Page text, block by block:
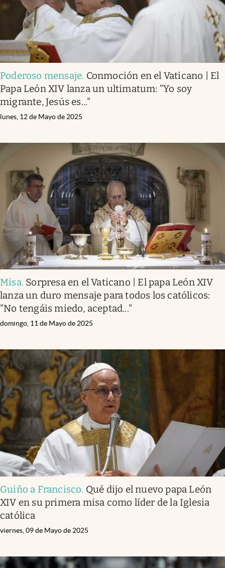
Poderoso mensaje. Conmoción en el Vaticano | El
Papa León XIV lanza un ultimatum: "Yo soy
migrante, Jesús es..."
lunes, 12 de Mayo de 2025
Misa. Sorpresa en el Vaticano | El papa León XIV
lanza un duro mensaje para todos los católicos:
"No tengáis miedo, aceptad..."
domingo, 11 de Mayo de 2025
Guiño a Francisco. Qué dijo el nuevo papa León
XIV en su primera misa como líder de la Iglesia
católica
viernes, 09 de Mayo de 2025